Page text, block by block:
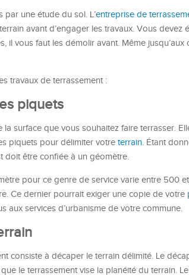
une étude du sol. L’entreprise de
avant d’engager les travaux. Vous devez
il vous faut les démolir avant. Même
travaux de terrassement :
piquets
surface que vous souhaitez faire terrasser.
piquets pour délimiter votre terrain. Étant
doit être confiée à un géomètre.
pour ce genre de service varie entre 500
Ce dernier pourrait exiger une copie de votre
aux services d’urbanisme de votre commune.
consiste à décaper le terrain délimité. Le
le terrassement vise la planéité du terrain.